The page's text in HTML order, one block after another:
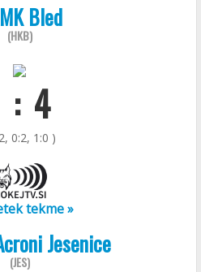
Bled
(HKB)
: 4
0:2, 1:0 )
tekme »
Jesenice
(JES)